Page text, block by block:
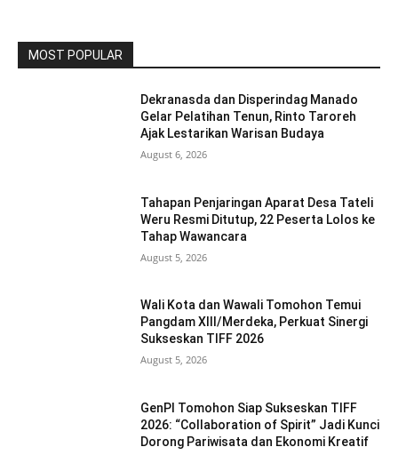
MOST POPULAR
Dekranasda dan Disperindag Manado
Gelar Pelatihan Tenun, Rinto Taroreh
Ajak Lestarikan Warisan Budaya
August 6, 2026
Tahapan Penjaringan Aparat Desa Tateli
Weru Resmi Ditutup, 22 Peserta Lolos ke
Tahap Wawancara
August 5, 2026
Wali Kota dan Wawali Tomohon Temui
Pangdam XIII/Merdeka, Perkuat Sinergi
Sukseskan TIFF 2026
August 5, 2026
GenPI Tomohon Siap Sukseskan TIFF
2026: “Collaboration of Spirit” Jadi Kunci
Dorong Pariwisata dan Ekonomi Kreatif